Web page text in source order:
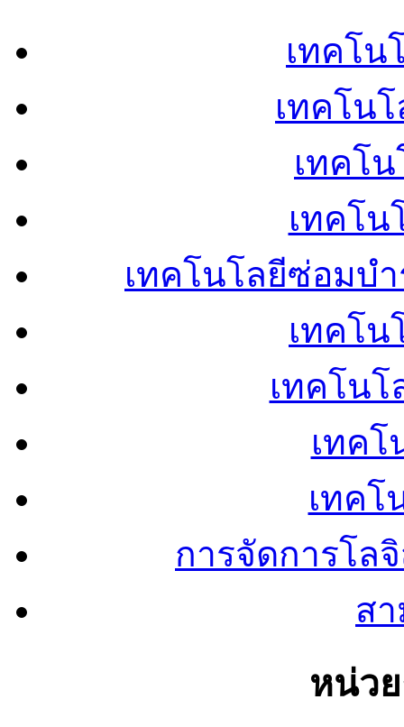
เทคโน
เทคโน
เทคโ
เทคโน
เทคโนโลยีซ่อมบ
เทคโน
เทคโน
เทคโ
เทคโ
การจัดการโล
ส
หน่ว